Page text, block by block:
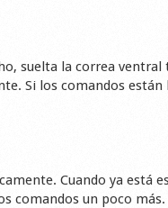
suelta la correa
Si los comandos están
Cuando ya está
comandos un poco más.